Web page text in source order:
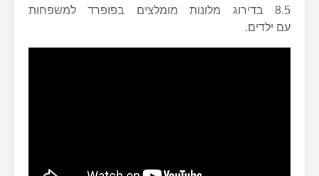
8.5 בדירוג מלונות מומלצים בפופרד למשפחות
עם ילדים.